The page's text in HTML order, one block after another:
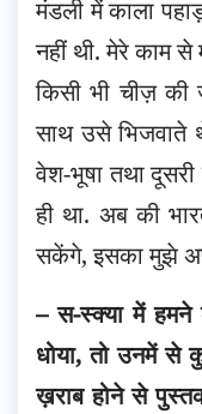
मंडली में काला
नहीं थी. मेरे काम
किसी भी चीज़ की
साथ उसे भिजवाते
वेश-भूषा तथा
ही था. अब की
सकेंगे, इसका मुझे
– स-स्क्या में
धोया, तो उनमें
ख़राब होने से